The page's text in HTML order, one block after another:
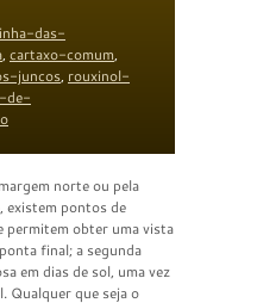
das-
, cartaxo-comum,
juncos, rouxinol-
de-
norte ou pela
existem pontos de
permitem obter uma vista
final; a segunda
em dias de sol, uma vez
Qualquer que seja o